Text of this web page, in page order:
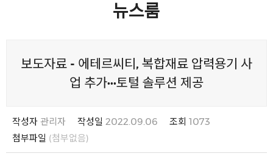
뉴스룸
보도자료 - 에테르씨티, 복합재료 압력용기 사
업 추가···토털 솔루션 제공
작성자 관리자 작성일 2022.09.06 조회 1073
첨부파일 (첨부없음)